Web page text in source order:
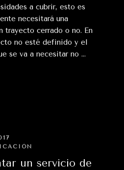
a cubrir, esto es
necesitará una
trayecto cerrado o no. En
no esté definido y el
se va a necesitar no …
un servicio de